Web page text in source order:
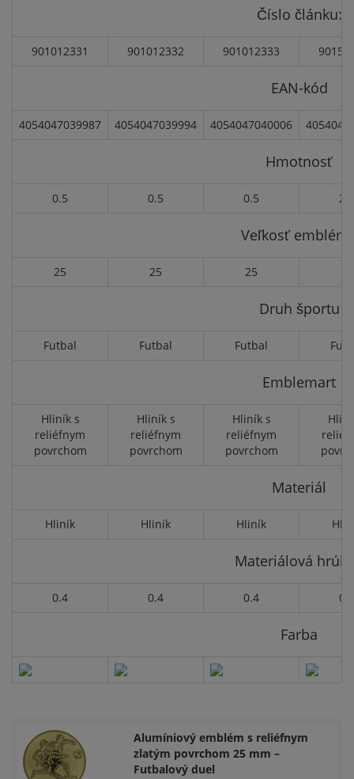
Číslo článku:
901012331 901012332 901012333
EAN-kód
4054047039987 4054047039994 4054047040006
Hmotnosť
0.5 0.5 0.5 2.1
Veľkosť
25 25 25
Druh športu
Futbal Futbal Futbal
Emblemart
Hliník s
reliéfnym
povrchom
Hliník s
reliéfnym
povrchom
Hliník s
reliéfnym
povrchom
Materiál
Hliník Hliník Hliník
Materiálová
0.4 0.4 0.4 0.4
Farba
Alumíniový emblém s reliéfnym
zlatým povrchom 25 mm –
Futbalový duel